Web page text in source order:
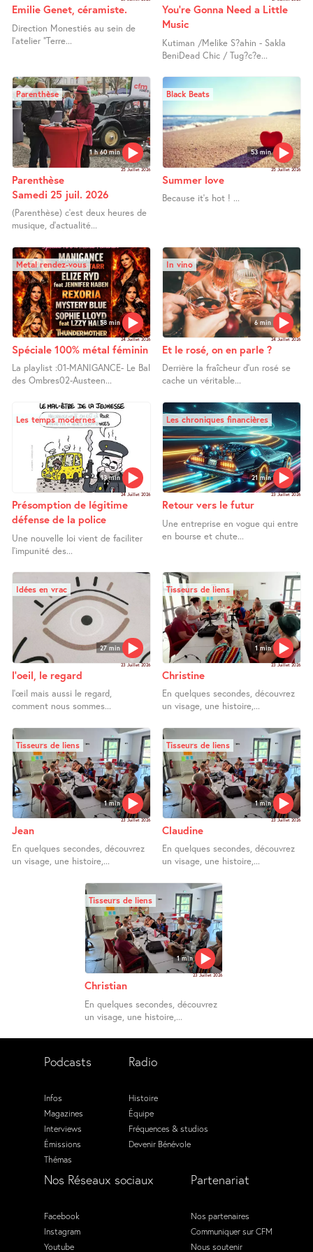
Emilie Genet, céramiste.
Direction Monestiés au sein de
l’atelier "Terre...
You’re Gonna Need a Little
Music
Kutiman /Melike S?ahin - Sakla
BeniDead Chic / Tug?c?e...
1 h 60 min
Parenthèse
25 Juillet 2026
Parenthèse
Samedi 25 juil. 2026
(Parenthèse) c’est deux heures de
musique, d’actualité...
53 min
Black Beats
25 Juillet 2026
Summer love
Because it’s hot ! ...
58 min
Metal rendez-vous
24 Juillet 2026
Spéciale 100% métal féminin
La playlist :01-MANIGANCE- Le Bal
des Ombres02-Austeen...
6 min
In vino
24 Juillet 2026
Et le rosé, on en parle ?
Derrière la fraîcheur d’un rosé se
cache un véritable...
13 min
Les temps modernes
24 Juillet 2026
Présomption de légitime
défense de la police
Une nouvelle loi vient de faciliter
l’impunité des...
21 min
Les chroniques financières
23 Juillet 2026
Retour vers le futur
Une entreprise en vogue qui entre
en bourse et chute...
27 min
Idées en vrac
23 Juillet 2026
l’oeil, le regard
l’œil mais aussi le regard,
comment nous sommes...
1 min
Tisseurs de liens
23 Juillet 2026
Christine
En quelques secondes, découvrez
un visage, une histoire,...
1 min
Tisseurs de liens
23 Juillet 2026
Jean
En quelques secondes, découvrez
un visage, une histoire,...
1 min
Tisseurs de liens
23 Juillet 2026
Claudine
En quelques secondes, découvrez
un visage, une histoire,...
1 min
Tisseurs de liens
23 Juillet 2026
Christian
En quelques secondes, découvrez
un visage, une histoire,...
Podcasts
Infos
Magazines
Interviews
Émissions
Thémas
Radio
Histoire
Équipe
Fréquences & studios
Devenir Bénévole
Nos Réseaux sociaux
Facebook
Instagram
Youtube
Partenariat
Nos partenaires
Communiquer sur CFM
Nous soutenir